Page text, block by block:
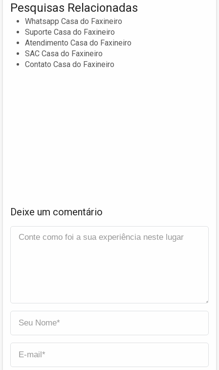
Pesquisas Relacionadas
Whatsapp Casa do Faxineiro
Suporte Casa do Faxineiro
Atendimento Casa do Faxineiro
SAC Casa do Faxineiro
Contato Casa do Faxineiro
Deixe um comentário